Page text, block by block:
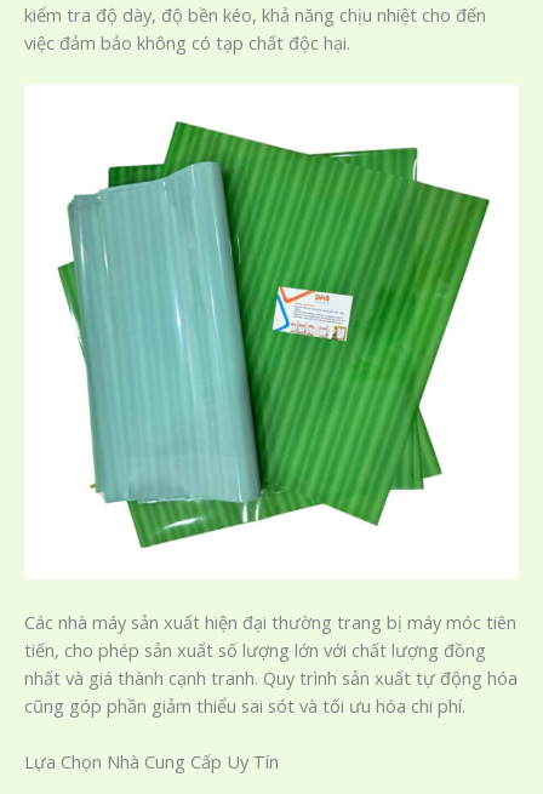
kiểm tra độ dày, độ bền kéo, khả năng chịu nhiệt cho đến
việc đảm bảo không có tạp chất độc hại.
Các nhà máy sản xuất hiện đại thường trang bị máy móc tiên
tiến, cho phép sản xuất số lượng lớn với chất lượng đồng
nhất và giá thành cạnh tranh. Quy trình sản xuất tự động hóa
cũng góp phần giảm thiểu sai sót và tối ưu hóa chi phí.
Lựa Chọn Nhà Cung Cấp Uy Tín